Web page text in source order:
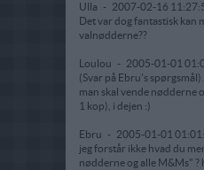
Ulla - 2007-02-16
Det var dog fantastisk kan
valnødderne??
Loulou - 2005-01-01
(Svar på Ebru's
man skal vende nødderne
1 kop), i dejen :)
Ebru - 2005-01-01
jeg forstår ikke hvad du
nødderne og alle M&Ms" ?